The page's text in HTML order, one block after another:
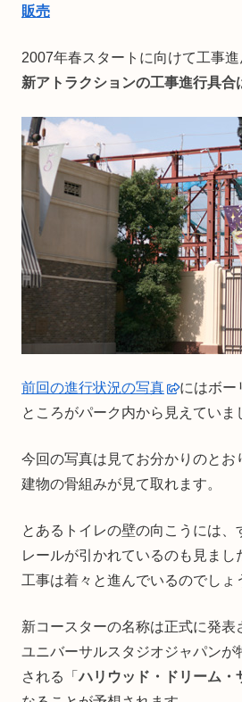
販売
2007年春スタートに向けて工事進
新アトラクションの工事進行具合
前回の進行状況の写真
にはボー
ところがパーク内から見えていま
今回の写真は見てお分かりのとお
建物の骨組みが見て取れます。
とあるトイレの壁の向こうには、
レールが引かれているのも見まし
工事は着々と進んでいるのでしょ
新コースターの名称は正式に発表
ユニバーサルスタジオジャパンが
される「ハリウッド・ドリーム・